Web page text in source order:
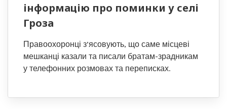
інформацію про поминки у селі
Гроза
Правоохоронці з’ясовують, що саме місцеві
мешканці казали та писали братам-зрадникам
у телефонних розмовах та переписках.